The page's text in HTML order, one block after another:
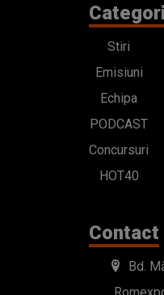
Stiri
Emisiuni
Echipa
PODCAST
Concursuri
HOT40
Contact
Bd.